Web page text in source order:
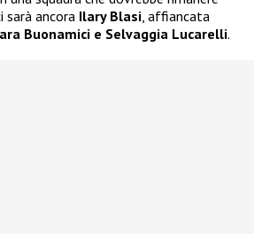
ancora Ilary Blasi , affiancata
Buonamici e Selvaggia Lucarelli.